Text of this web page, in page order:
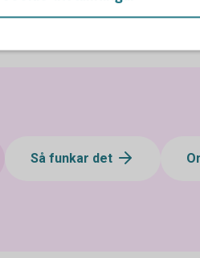
Så funkar det